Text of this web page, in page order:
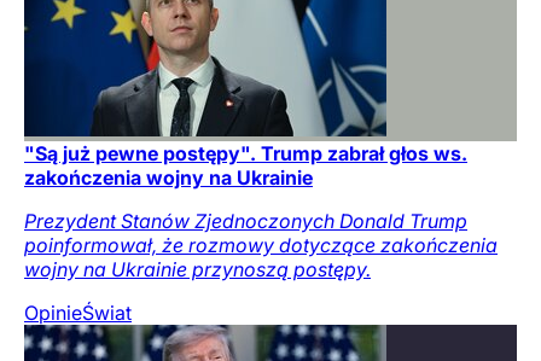
"Są już pewne postępy". Trump zabrał głos ws.
zakończenia wojny na Ukrainie
Prezydent Stanów Zjednoczonych Donald Trump
poinformował, że rozmowy dotyczące zakończenia
wojny na Ukrainie przynoszą postępy.
OpinieŚwiat